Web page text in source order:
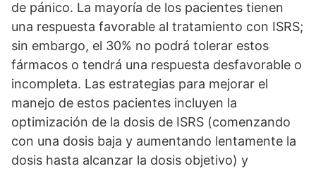
de pánico. La mayoría de los pacientes tienen
una respuesta favorable al tratamiento con ISRS;
sin embargo, el 30% no podrá tolerar estos
fármacos o tendrá una respuesta desfavorable o
incompleta. Las estrategias para mejorar el
manejo de estos pacientes incluyen la
optimización de la dosis de ISRS (comenzando
con una dosis baja y aumentando lentamente la
dosis hasta alcanzar la dosis objetivo) y